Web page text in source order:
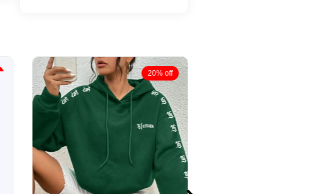
20% off